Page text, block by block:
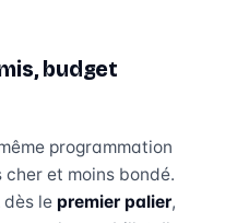
budget
programmation
cher et moins bondé.
dès le premier palier,